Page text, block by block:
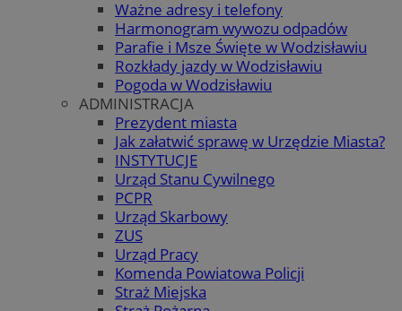
Ważne adresy i telefony
Harmonogram wywozu odpadów
Parafie i Msze Święte w Wodzisławiu
Rozkłady jazdy w Wodzisławiu
Pogoda w Wodzisławiu
ADMINISTRACJA
Prezydent miasta
Jak załatwić sprawę w Urzędzie Miasta?
INSTYTUCJE
Urząd Stanu Cywilnego
PCPR
Urząd Skarbowy
ZUS
Urząd Pracy
Komenda Powiatowa Policji
Straż Miejska